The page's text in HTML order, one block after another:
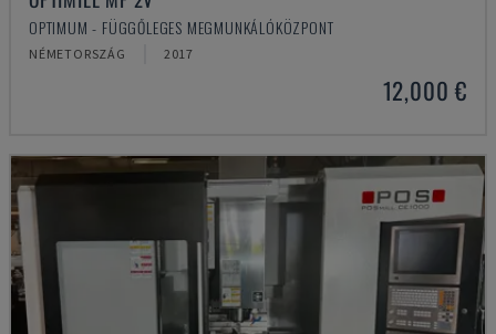
OPTIMUM - FÜGGŐLEGES MEGMUNKÁLÓKÖZPONT
NÉMETORSZÁG 2017
12,000 €